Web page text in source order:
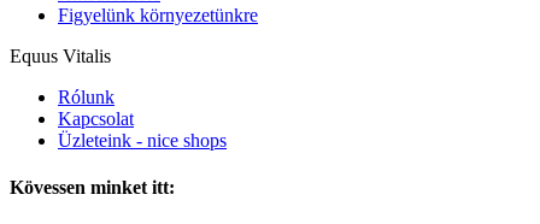
Figyelünk környezetünkre
Equus Vitalis
Rólunk
Kapcsolat
Üzleteink - nice shops
Kövessen minket itt: